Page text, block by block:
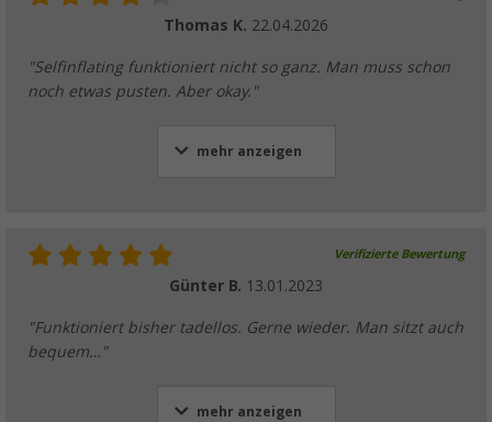
Thomas K. 22.04.2026
"Selfinflating funktioniert nicht so ganz. Man muss schon
noch etwas pusten. Aber okay."
mehr anzeigen
Verifizierte Bewertung
Günter B. 13.01.2023
"Funktioniert bisher tadellos. Gerne wieder. Man sitzt auch
bequem…"
mehr anzeigen